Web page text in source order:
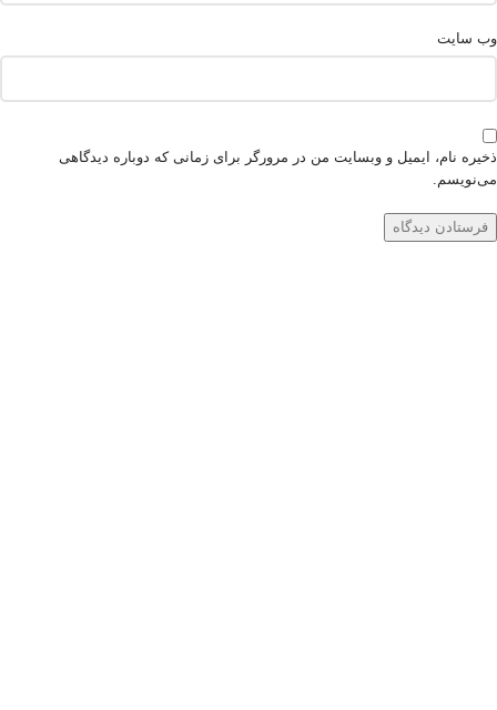
وب‌ سایت
ذخیره نام، ایمیل و وبسایت من در مرورگر برای زمانی که دوباره دیدگاهی
می‌نویسم.